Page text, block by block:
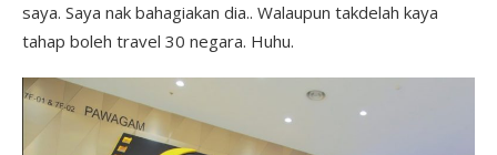
saya. Saya nak bahagiakan dia.. Walaupun takdelah kaya
tahap boleh travel 30 negara. Huhu.